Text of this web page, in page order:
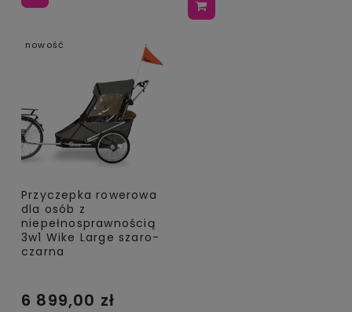
Przyczepka rowerowa
dla osób z
niepełnosprawnością
3w1 Wike Large szaro-
czarna
6 899,00 zł
nowość